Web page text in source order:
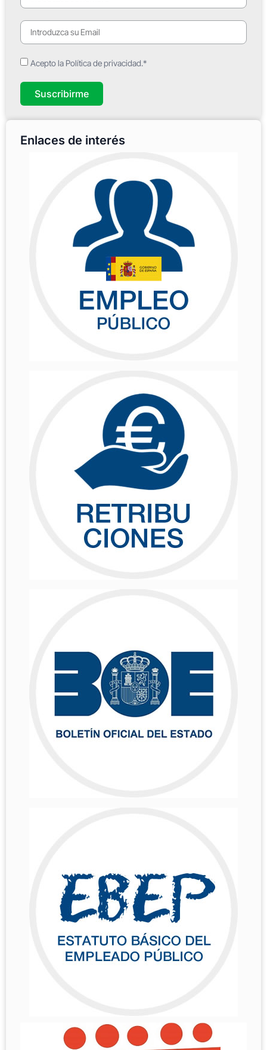
Acepto la Política de privacidad.*
Suscribirme
Enlaces de interés